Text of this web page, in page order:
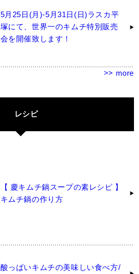
5月25日(月)-5月31日(日)ラスカ平
塚にて、世界一のキムチ特別販売
会を開催致します！
>> more
レシピ
【 慶キムチ鍋スープの素レシピ 】
キムチ鍋の作り方
酸っぱいキムチの美味しい食べ方/